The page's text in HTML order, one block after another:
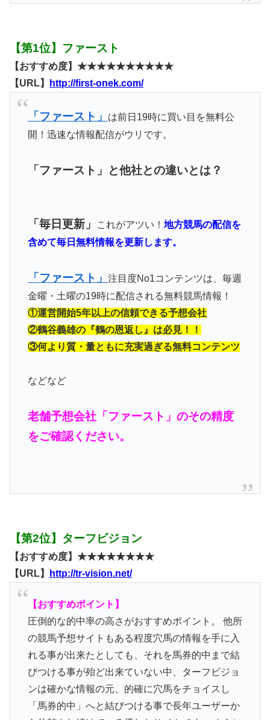
【第1位】ファースト
【おすすめ度】★★★★★★★★★★
【URL】
http://first-onek.com/
「ファースト」
は前日19時に買い目を無料公
開！迅速な情報配信がウリです。
「ファースト」と他社との違いとは？
「毎日更新」 これがアツい！ 地方競馬の配信を
含めて毎日無料情報を更新します。
「ファースト」 注目度No1コンテンツは、毎週
金曜・土曜の19時に配信される無料競馬情報！
①運営開始5年以上の信頼できる予想会社
②鶴谷義雄の『鶴の恩返し』は必見！！
③何より質・量ともに充実過ぎる無料コンテンツ
などなど
老舗予想会社「ファースト」のその精度
をご確認ください。
【第2位】ターフビジョン
【おすすめ度】★★★★★★★★
【URL】
http://tr-vision.net/
【おすすめポイント】
圧倒的な的中率の高さがおすすめポイント。 他所
の競馬予想サイトもある程度穴馬の情報を手に入
れる事が出来たとしても、それを馬券的中まで結
びつける事が殆ど出来ていない中、ターフビジョ
ンは確かな情報の元、的確に穴馬をチョイスし
「馬券的中」へと結びつける事で長年ユーザーか